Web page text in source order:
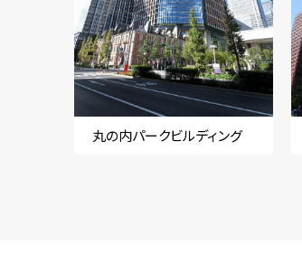
丸の内パークビルディング